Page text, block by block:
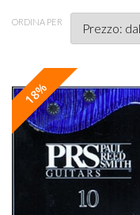
ORDINA PER
18%